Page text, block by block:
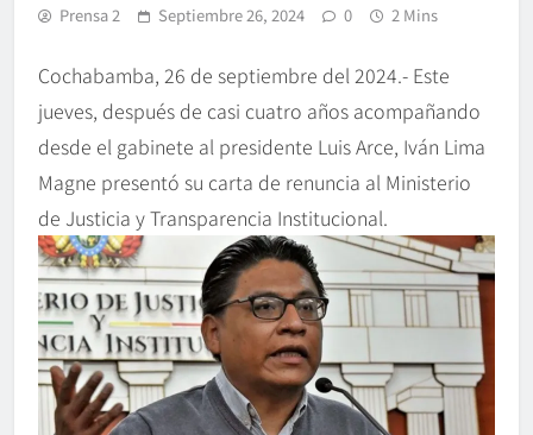
Prensa 2 Septiembre 26, 2024 0 2 Mins
Cochabamba, 26 de septiembre del 2024.- Este
jueves, después de casi cuatro años acompañando
desde el gabinete al presidente Luis Arce, Iván Lima
Magne presentó su carta de renuncia al Ministerio
de Justicia y Transparencia Institucional.